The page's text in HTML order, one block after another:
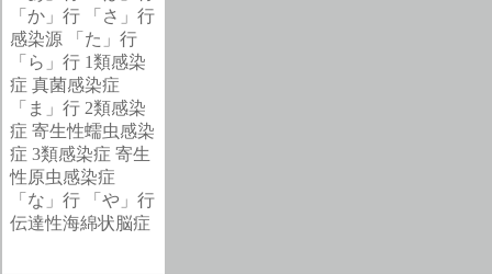
「か」行
「さ」行
感染源
「た」行
「ら」行 1類感染
症 真菌感染症
「ま」行 2類感染
症 寄生性蠕虫感染
症 3類感染症 寄生
性原虫感染症
「な」行
「や」行
伝達性海綿状脳症